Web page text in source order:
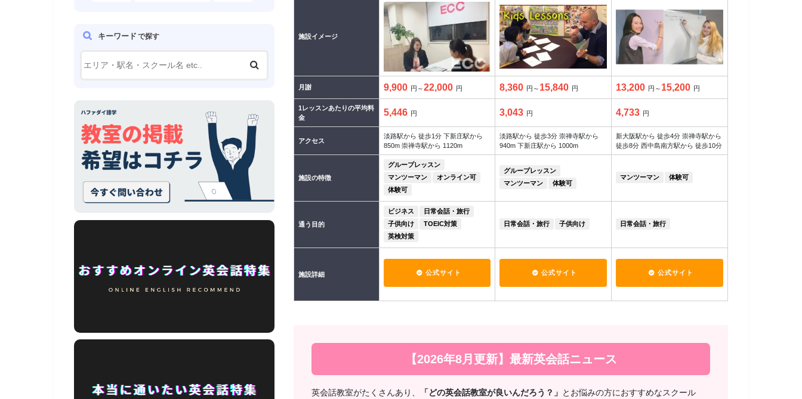
施設イメージ
月謝 9,900 円～22,000 円 8,360 円～ 15,840 円 13,200 円～ 15,200 円
1レッスンあたりの平均料
金
5,446 円 3,043 円 4,733 円
アクセス
淡路駅から 徒歩1分 下新庄駅から
850m 崇禅寺駅から 1120m
淡路駅から 徒歩3分 崇禅寺駅から
940m 下新庄駅から 1000m
新大阪駅から 徒歩4分 崇禅寺駅から
徒歩8分 西中島南方駅から 徒歩10分
施設の特徴
グループレッスン
マンツーマン
オンライン可
体験可
グループレッスン
マンツーマン
体験可
マンツーマン 体験可
通う目的
ビジネス
日常会話・旅行
子供向け
TOEIC対策
英検対策
日常会話・旅行 子供向け 日常会話・旅行
施設詳細 公式サイト 公式サイト 公式サイト
【2026年8月更新】最新英会話ニュース
英会話教室がたくさんあり、 「どの英会話教室が良いんだろう？」 とお悩みの方におすすめなスクール
キーワード で探す